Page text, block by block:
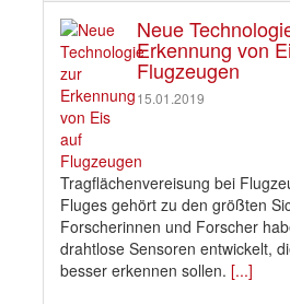
Neue
Erkennung von
Flugzeugen
15.01.2019
Tragflächenvereisung bei
Fluges gehört zu den größten
Forscherinnen und Forscher
drahtlose Sensoren entwickelt,
besser erkennen sollen. [...]